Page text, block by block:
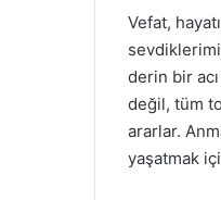
Vefat,
derin bir
değil, tüm
ararlar.
yaşatmak